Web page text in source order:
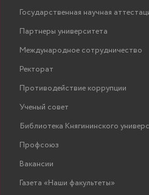
Государственная научная
Партнеры университета
Международное сотрудничество
Ректорат
Противодействие коррупции
Ученый совет
Библиотека Княгининского
Профсоюз
Вакансии
Газета «Наши факультеты»